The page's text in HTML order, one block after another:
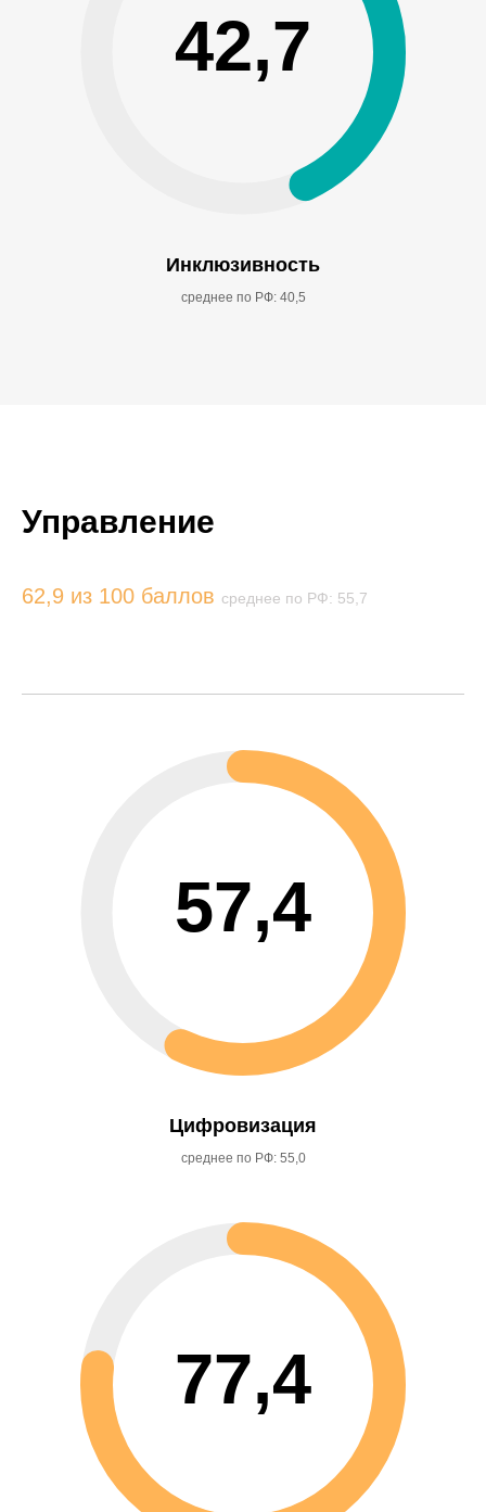
42,7
Инклюзивность
среднее по РФ: 40,5
Управление
62,9 из 100 баллов среднее по РФ: 55,7
57,4
Цифровизация
среднее по РФ: 55,0
77,4